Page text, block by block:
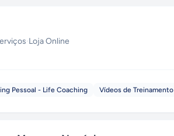
·Loja Online
Pessoal - Life Coaching Vídeos de Treinamento